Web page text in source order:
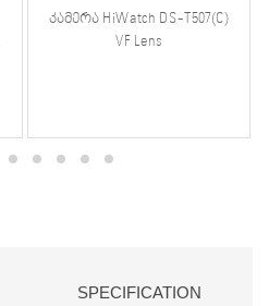
კამერა HiWatch DS-T507(C)
VF Lens
SPECIFICATION